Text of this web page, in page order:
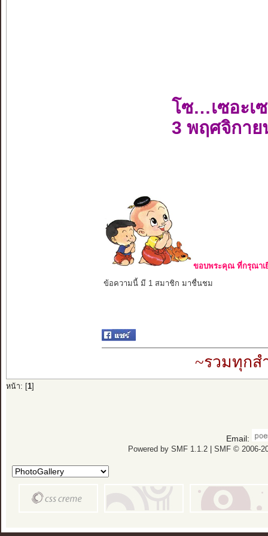
โซ…เซอะเ
3 พฤศจิกาย
ขอบพระคุณ ที่กรุณาเ
ข้อความนี้ มี 1 สมาชิก มาชื่นชม
~รวมทุกส
หน้า: [ 1]
Email:
Powered by SMF 1.1.2| SMF © 2006-